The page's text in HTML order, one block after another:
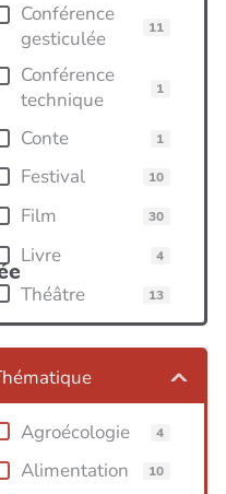
Conférence
gesticulée
11
Conférence
technique
1
Conte 1
Festival 10
Film 30
Livre 4
Théâtre 13
Agroécologie 4
Alimentation 10